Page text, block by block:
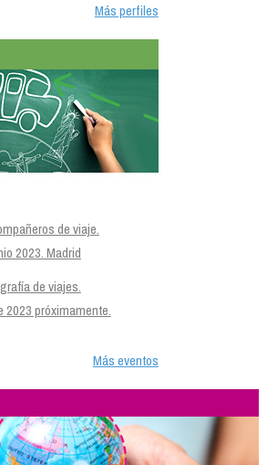
Más perfiles
de viaje.
2023. Madrid
de viajes.
2023 próximamente.
Más eventos